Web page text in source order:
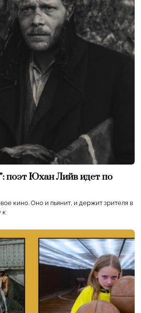
поэт Юхан Лийв идет по
кино. Оно и пьянит, и держит зрителя в
к